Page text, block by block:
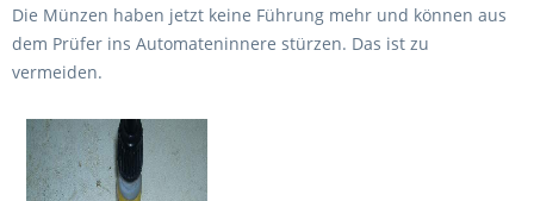
Die Münzen haben jetzt keine Führung mehr und können aus
dem Prüfer ins Automateninnere stürzen. Das ist zu
vermeiden.